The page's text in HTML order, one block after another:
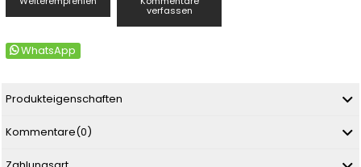
verfassen
WhatsApp
Produkteigenschaften
Kommentare(0)